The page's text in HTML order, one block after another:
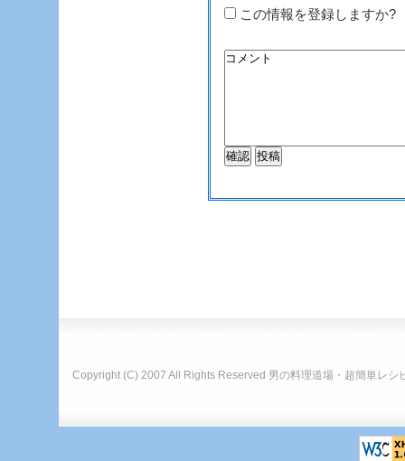
この情報を登録しますか?
Copyright (C) 2007 All Rights Reserved 男の料理道場・超簡単レシ